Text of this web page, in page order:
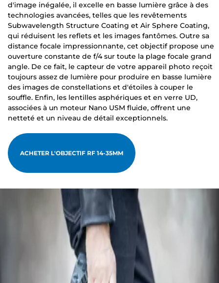
d'image inégalée, il excelle en basse lumière grâce à des
technologies avancées, telles que les revêtements
Subwavelength Structure Coating et Air Sphere Coating,
qui réduisent les reflets et les images fantômes. Outre sa
distance focale impressionnante, cet objectif propose une
ouverture constante de f/4 sur toute la plage focale grand
angle. De ce fait, le capteur de votre appareil photo reçoit
toujours assez de lumière pour produire en basse lumière
des images de constellations et d'étoiles à couper le
souffle. Enfin, les lentilles asphériques et en verre UD,
associées à un moteur Nano USM fluide, offrent une
netteté et un niveau de détail exceptionnels.
ACHETER L'OBJECTIF RF 14-35MM